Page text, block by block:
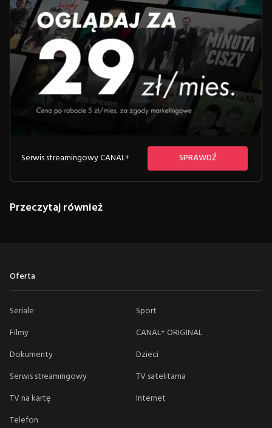
Serwis streamingowy CANAL+ SPRAWDŹ
Przeczytaj również
Oferta
Seriale
Sport
Filmy
CANAL+ ORIGINAL
Dokumenty
Dzieci
Serwis streamingowy
TV satelitarna
TV na kartę
Internet
Telefon